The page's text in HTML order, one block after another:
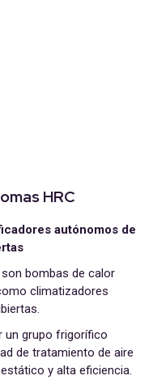
HRC
autónomos de
bombas de calor
climatizadores
un grupo frigorífico
de tratamiento de aire
y alta eficiencia.